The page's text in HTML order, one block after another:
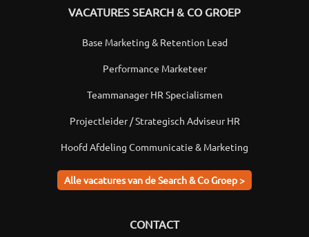
VACATURES SEARCH & CO GROEP
Base Marketing & Retention Lead
Performance Marketeer
Teammanager HR Specialismen
Projectleider / Strategisch Adviseur HR
Hoofd Afdeling Communicatie & Marketing
Alle vacatures van de Search & Co Groep >
CONTACT